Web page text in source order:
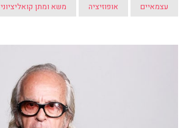
עצמאיים אופוזיציה משא ומתן קואליציוני